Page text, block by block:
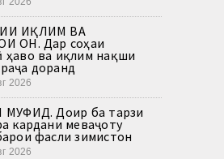
ИҚЛИМ ВА
ОН. Дар соҳаи
ҳаво ва иқлим нақши
доранд
2026
МУФИД. Доир ба тарзи
кардани меваҷоту
фасли зимистон
2026